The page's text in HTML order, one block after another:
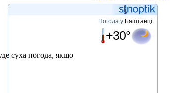
суха погода, якщо
Погода у Баштанці
+30°